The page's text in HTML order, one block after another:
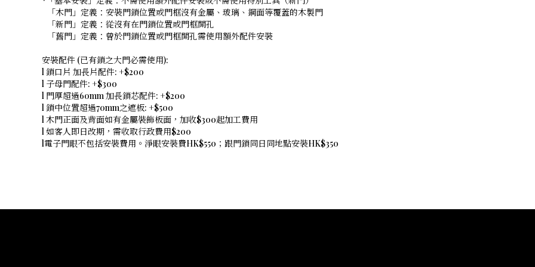
「木門」定義：安裝門鎖位置或門框沒有金屬、玻璃、鋼面等覆蓋的木製門
「新門」定義：從沒有在門鎖位置或門框開孔
「舊門」定義：曾於門鎖位置或門框開孔需使用額外配件安裝
安裝配件 (已有鎖之大門必需使用):
l 鎖口片 加長片配件: +$200
l 子母門配件: +$300
l 門厚超過60mm 加長鎖芯配件: +$200
l 鎖中位置超過70mm之遮板: +$500
l 木門正面及背面如有金屬裝飾板面，加收$300起加工費用
l 如客人即日改期，需收取行政費用$200
l電子門眼不包括安裝費用。淨眼安裝費HK$550；跟門鎖同日同地點安裝HK$350